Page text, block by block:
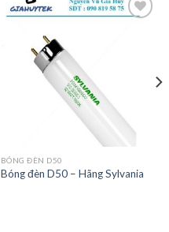
BÓNG ĐÈN D50
Bóng đèn D50 – Hãng Sylvania